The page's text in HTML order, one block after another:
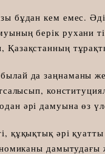
бұдан кем емес.
берік рухани
да заңнаманы
әрі дамуына өз
құқықтық әрі